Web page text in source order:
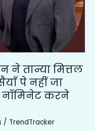
ने तान्या मित्तल
पे नहीं जा
करने
/ TrendTracker